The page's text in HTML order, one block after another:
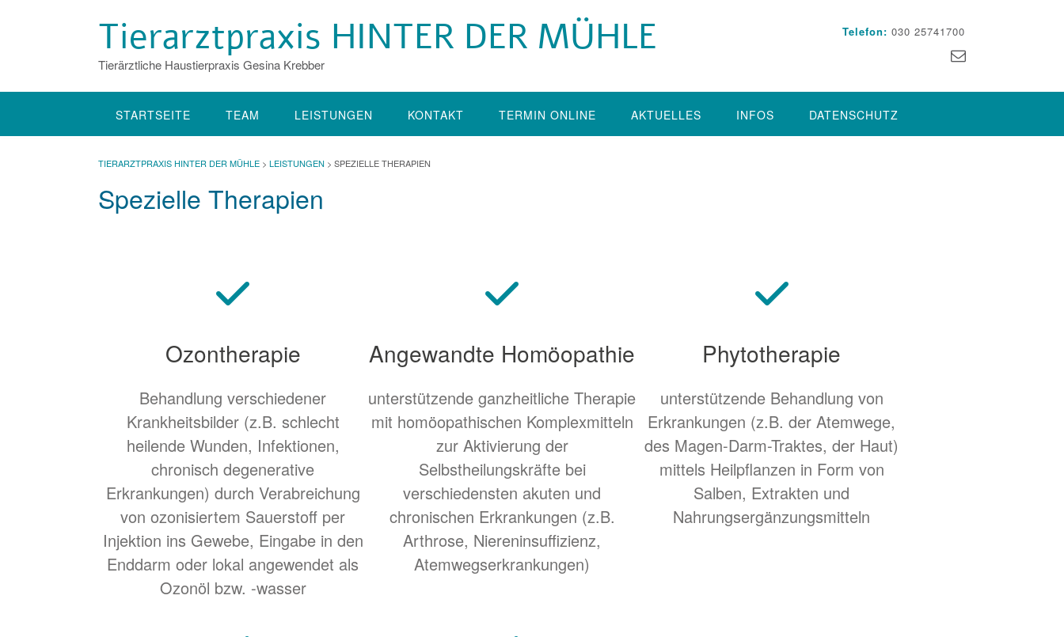
Tierarztpraxis HINTER DER MÜHLE
Tierärztliche Haustierpraxis Gesina Krebber
Telefon: 030 25741700
STARTSEITE TEAM LEISTUNGEN KONTAKT TERMIN ONLINE AKTUELLES INFOS DATENSCHUTZ
TIERARZTPRAXIS HINTER DER MÜHLE > LEISTUNGEN > SPEZIELLE THERAPIEN
Spezielle Therapien
Ozontherapie
Behandlung verschiedener
Krankheitsbilder (z.B. schlecht
heilende Wunden, Infektionen,
chronisch degenerative
Erkrankungen) durch Verabreichung
von ozonisiertem Sauerstoff per
Injektion ins Gewebe, Eingabe in den
Enddarm oder lokal angewendet als
Ozonöl bzw. -wasser
Angewandte Homöopathie
unterstützende ganzheitliche Therapie
mit homöopathischen Komplexmitteln
zur Aktivierung der
Selbstheilungskräfte bei
verschiedensten akuten und
chronischen Erkrankungen (z.B.
Arthrose, Niereninsuffizienz,
Atemwegserkrankungen)
Phytotherapie
unterstützende Behandlung von
Erkrankungen (z.B. der Atemwege,
des Magen-Darm-Traktes, der Haut)
mittels Heilpflanzen in Form von
Salben, Extrakten und
Nahrungsergänzungsmitteln